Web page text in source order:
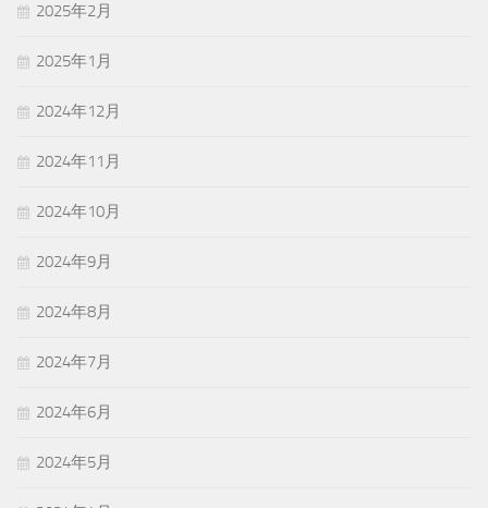
2025年2月
2025年1月
2024年12月
2024年11月
2024年10月
2024年9月
2024年8月
2024年7月
2024年6月
2024年5月